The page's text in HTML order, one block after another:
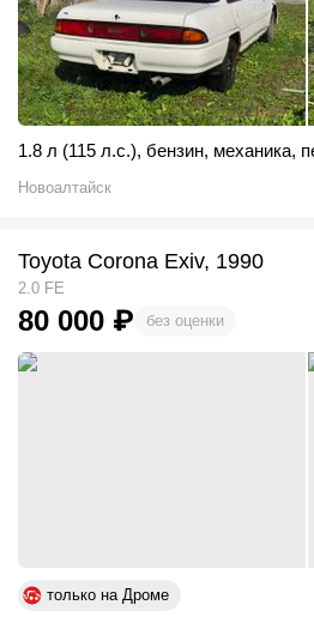
1.8 л (115 л.с.), бензин, механика,
Новоалтайск
Toyota Corona Exiv, 1990
2.0 FE
80 000 ₽ без оценки
только на Дроме